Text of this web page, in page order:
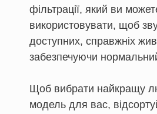
фільтрації, який ви
використовувати, щоб
доступних, справжніх
забезпечуючи
Щоб вибрати найкращу
модель для вас,